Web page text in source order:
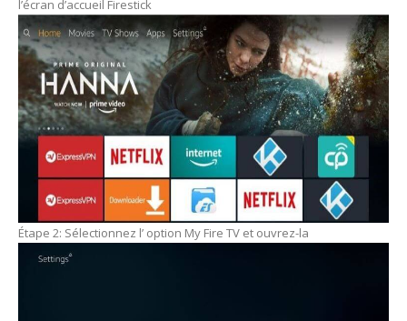
l’écran d’accueil Firestick
Étape 2: Sélectionnez l’ option My Fire TV et ouvrez-la